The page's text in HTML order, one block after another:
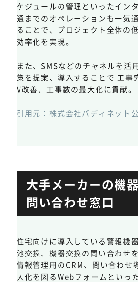
ケジュールの管理といったイン
通までのオペレーションも一気
ることで、プロジェクト全体の
効率化を実現。
また、SMSなどのチャネルを活
策を提案、導入することで 工事
V改善、工事数の最大化に貢献。
引用元：株式会社バディネ
大手メーカーの機
問い合わせ窓口
住宅向けに導入している警報機
池交換、機器交換の問い合わせ
情報管理用のCRM、問い合わせ
人化を図るWebフォームといっ